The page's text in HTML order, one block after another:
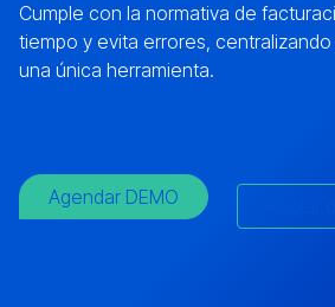
Cumple con la normativa de
tiempo y evita errores,
una única herramienta.
Agendar DEMO